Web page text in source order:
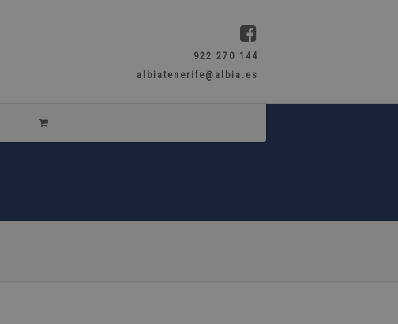
922 270 144
albiatenerife@albia.es